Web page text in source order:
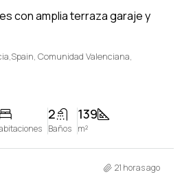
con amplia terraza garaje y
Comunidad Valenciana,
2
Baños
139
m²
21 horas ago